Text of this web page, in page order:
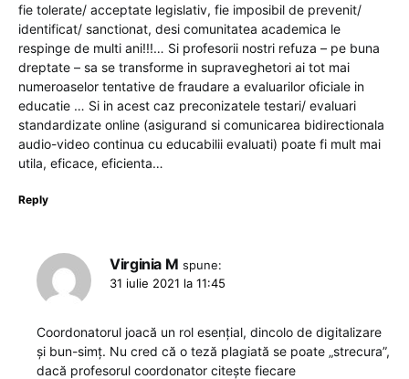
fie tolerate/ acceptate legislativ, fie imposibil de prevenit/
identificat/ sanctionat, desi comunitatea academica le
respinge de multi ani!!!… Si profesorii nostri refuza – pe buna
dreptate – sa se transforme in supraveghetori ai tot mai
numeroaselor tentative de fraudare a evaluarilor oficiale in
educatie … Si in acest caz preconizatele testari/ evaluari
standardizate online (asigurand si comunicarea bidirectionala
audio-video continua cu educabilii evaluati) poate fi mult mai
utila, eficace, eficienta…
Reply
Virginia M spune:
31 iulie 2021 la 11:45
Coordonatorul joacă un rol esențial, dincolo de digitalizare
și bun-simț. Nu cred că o teză plagiată se poate „strecura”,
dacă profesorul coordonator citește fiecare